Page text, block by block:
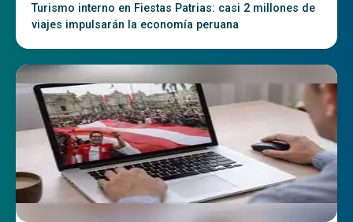
Turismo interno en Fiestas Patrias: casi 2 millones de
viajes impulsarán la economía peruana